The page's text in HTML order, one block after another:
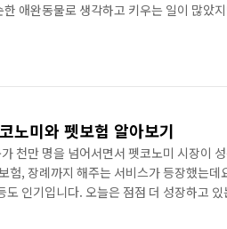
애완동물로 생각하고 키우는 일이 많았
시크한 매력 때문에 보호자 스스로를 고양
게 될 나의 반려동물, 고양이를 더 잘 이해
노미와 펫보험 알아보기
천만 명을 넘어서면서 펫코노미 시장이
험, 장례까지 해주는 서비스가 등장했는데
도 인기입니다. 오늘은 점점 더 성장하고